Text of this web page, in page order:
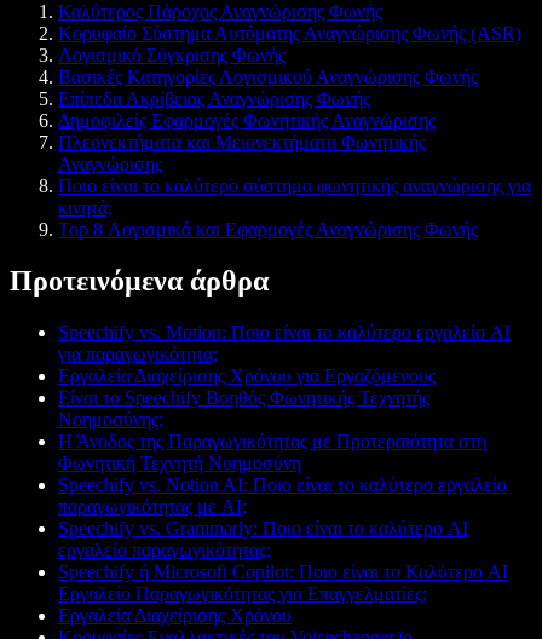
Καλύτερος Πάροχος Αναγνώρισης Φωνής
Κορυφαίο Σύστημα Αυτόματης Αναγνώρισης Φωνής (ASR)
Λογισμικό Σύγκρισης Φωνής
Βασικές Κατηγορίες Λογισμικού Αναγνώρισης Φωνής
Επίπεδα Ακρίβειας Αναγνώρισης Φωνής
Δημοφιλείς Εφαρμογές Φωνητικής Αναγνώρισης
Πλεονεκτήματα και Μειονεκτήματα Φωνητικής
Αναγνώρισης
Ποιο είναι το καλύτερο σύστημα φωνητικής αναγνώρισης για
κινητά;
Top 8 Λογισμικά και Εφαρμογές Αναγνώρισης Φωνής
Προτεινόμενα άρθρα
Speechify vs. Motion: Ποιο είναι το καλύτερο εργαλείο AI
για παραγωγικότητα;
Εργαλεία Διαχείρισης Χρόνου για Εργαζόμενους
Είναι το Speechify Βοηθός Φωνητικής Τεχνητής
Νοημοσύνης;
Η Άνοδος της Παραγωγικότητας με Προτεραιότητα στη
Φωνητική Τεχνητή Νοημοσύνη
Speechify vs. Notion AI: Ποιο είναι το καλύτερο εργαλείο
παραγωγικότητας με AI;
Speechify vs. Grammarly: Ποιο είναι το καλύτερο AI
εργαλείο παραγωγικότητας;
Speechify ή Microsoft Copilot: Ποιο είναι το Καλύτερο AI
Εργαλείο Παραγωγικότητας για Επαγγελματίες;
Εργαλεία Διαχείρισης Χρόνου